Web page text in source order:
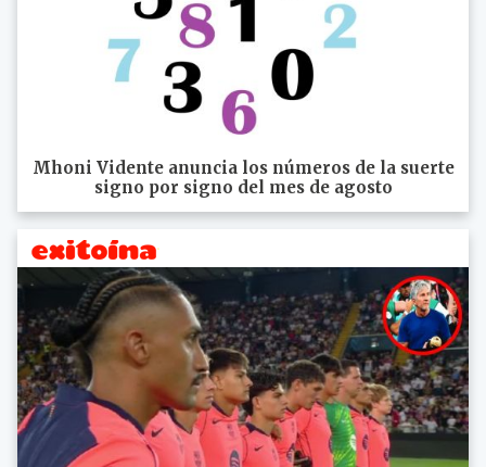
Mhoni Vidente anuncia los números de la suerte
signo por signo del mes de agosto